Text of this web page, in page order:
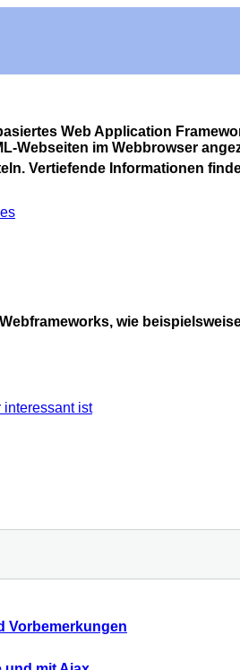
Web Application
Webseiten im Webbrowser
Vertiefende Informationen
wie
interessant ist
Vorbemerkungen